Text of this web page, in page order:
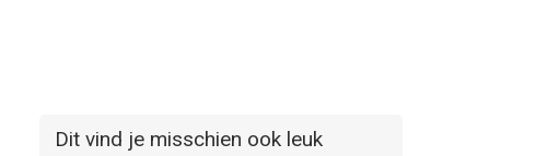
Dit vind je misschien ook leuk